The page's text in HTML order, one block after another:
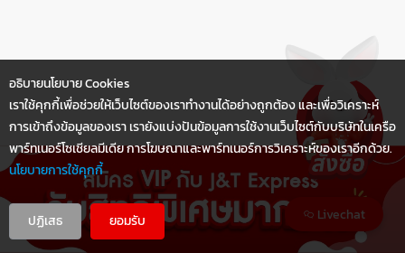
Livechat
อธิบายนโยบาย Cookies
เราใช้คุกกี้เพื่อช่วยให้เว็บไซต์ของเราทำงานได้อย่างถูกต้อง และเพื่อวิเคราะห์
การเข้าถึงข้อมูลของเรา เรายังแบ่งปันข้อมูลการใช้งานเว็บไซต์กับบริษัทในเครือ
พาร์ทเนอร์โซเชียลมีเดีย การโฆษณาและพาร์ทเนอร์การวิเคราะห์ของเราอีกด้วย.
นโยบายการใช้คุกกี้
ปฏิเสธ ยอมรับ